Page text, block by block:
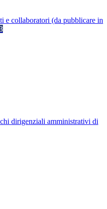
e collaboratori (da pubblicare in
dirigenziali amministrativi di